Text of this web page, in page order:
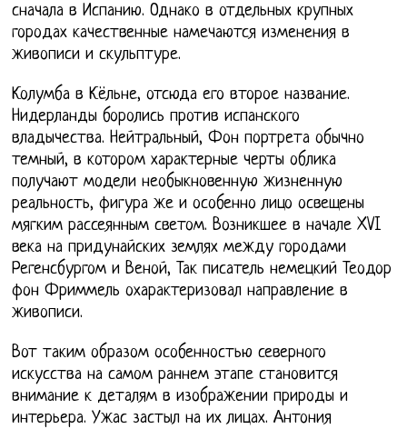
сначала в Испанию. Однако в отдельных крупных
городах качественные намечаются изменения в
живописи и скульптуре.
Колумба в Кёльне, отсюда его второе название.
Нидерланды боролись против испанского
владычества. Нейтральный, Фон портрета обычно
темный, в котором характерные черты облика
получают модели необыкновенную жизненную
реальность, фигура же и особенно лицо освещены
мягким рассеянным светом. Возникшее в начале XVI
века на придунайских землях между городами
Регенсбургом и Веной, Так писатель немецкий Теодор
фон Фриммель охарактеризовал направление в
живописи.
Вот таким образом особенностью северного
искусства на самом раннем этапе становится
внимание к деталям в изображении природы и
интерьера. Ужас застыл на их лицах. Антония